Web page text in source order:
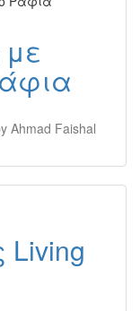
Ahmad Faishal
Living